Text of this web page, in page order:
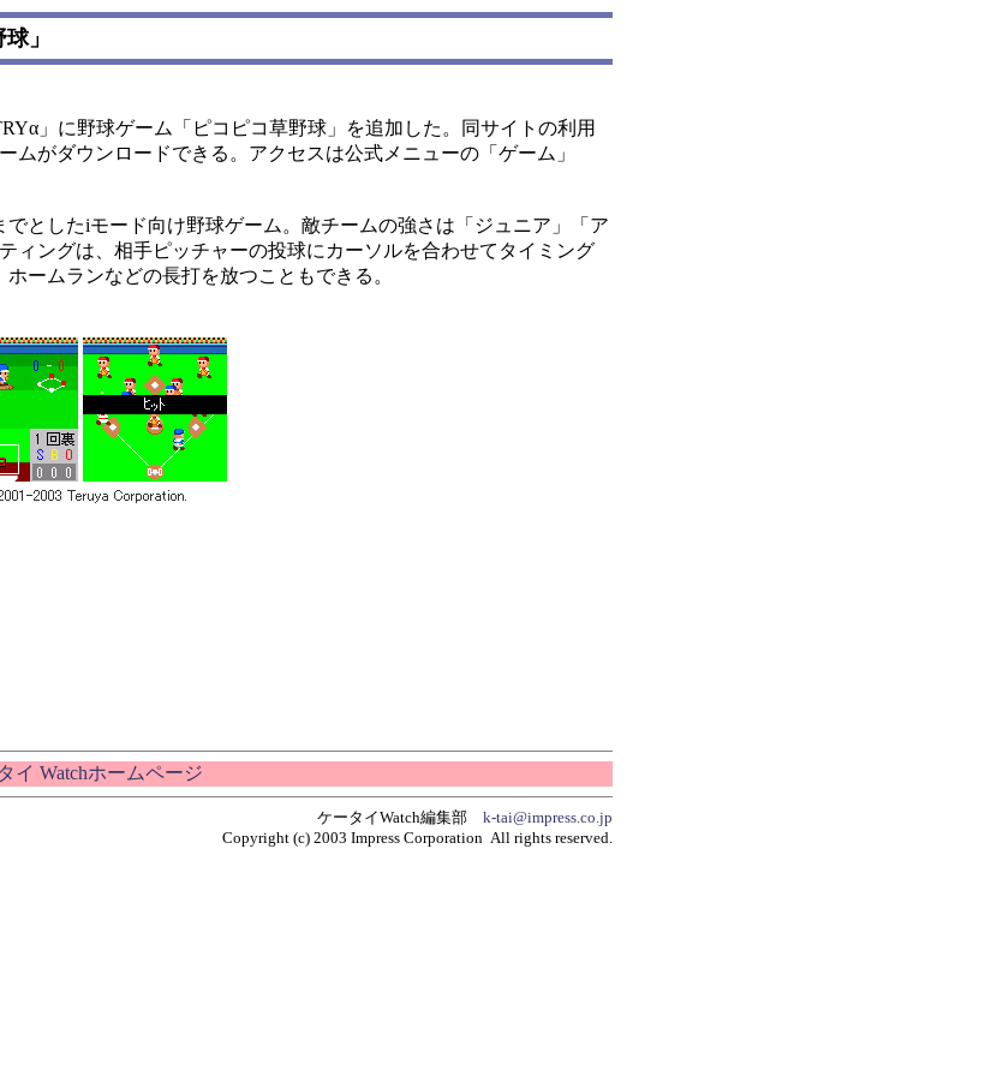
」
」に野球ゲーム「ピコピコ草野球」を追加した。同サイトの利用
ムがダウンロードできる。アクセスは公式メニューの「ゲーム」
としたiモード向け野球ゲーム。敵チームの強さは「ジュニア」「ア
ィングは、相手ピッチャーの投球にカーソルを合わせてタイミング
ームランなどの長打を放つこともできる。
イ Watchホームページ
ケータイWatch編集部 k-tai@impress.co.jp
Copyright (c) 2003 Impress Corporation All rights reserved.